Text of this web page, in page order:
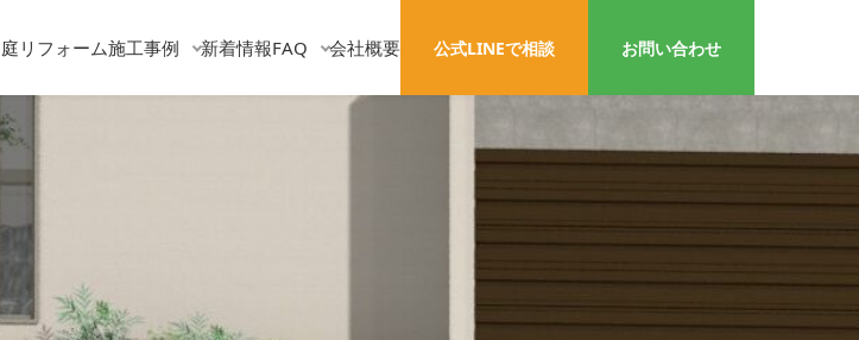
庭リフォーム施工事例 新着情報FAQ 会社概要 公式LINEで相談 お問い合わせ